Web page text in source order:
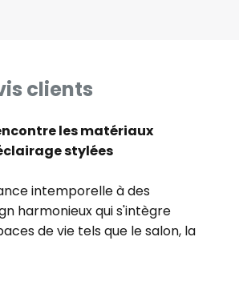
clients
les matériaux
stylées
intemporelle à des
harmonieux qui s'intègre
de vie tels que le salon, la
sources lumineuses